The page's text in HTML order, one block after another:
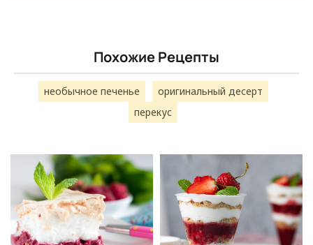
Похожие Рецепты
необычное печенье
оригинальный десерт
перекус